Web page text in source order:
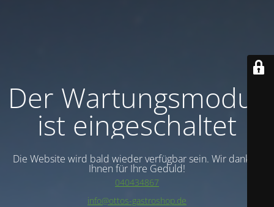
Der Wartungsmodus
ist eingeschaltet
Die Website wird bald wieder verfügbar sein. Wir danken
Ihnen für Ihre Geduld!
040434867
info@ottos-gastroshop.de